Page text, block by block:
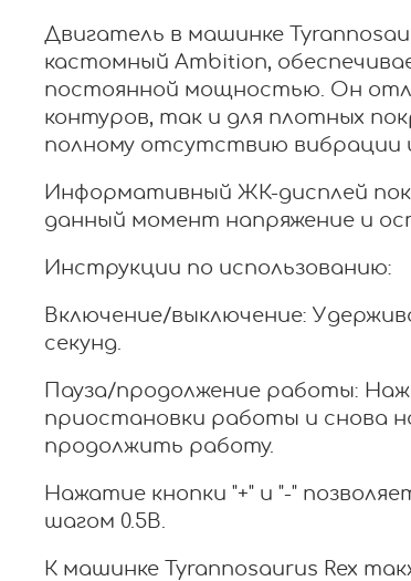
Двигатель в машинке
кастомный Ambition,
постоянной мощностью. Он
контуров, так и для плотных
полному отсутствию вибрации
Информативный ЖК-дисплей
данный момент напряжение и
Инструкции по использованию:
Включение/выключение:
секунд.
Пауза/продолжение работы:
приостановки работы и снова
продолжить работу.
Нажатие кнопки "+" и "-"
шагом 0.5В.
К машинке Tyrannosaurus Rex